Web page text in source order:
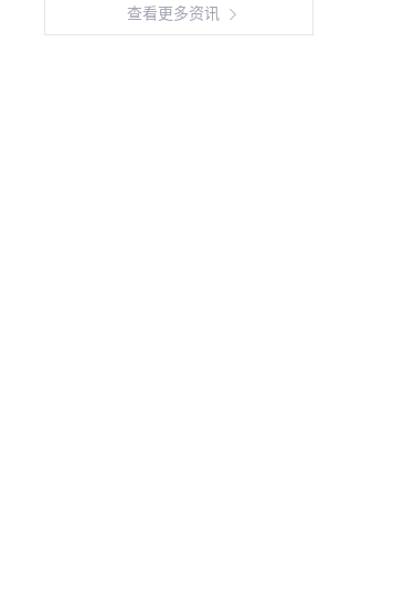
查看更多资讯